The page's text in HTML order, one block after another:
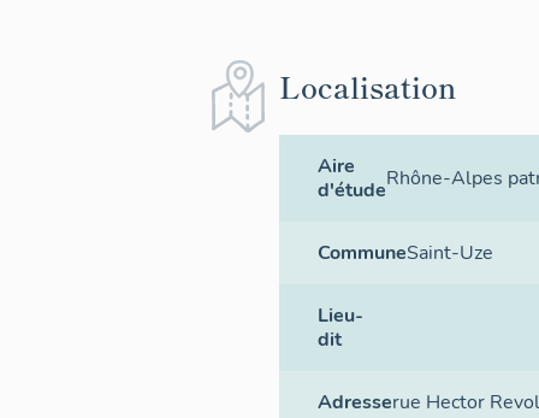
Localisation
Aire
d'étudeRhône-Alpes
CommuneSaint-Uze
Lieu-
dit
Adresserue Hector Revol